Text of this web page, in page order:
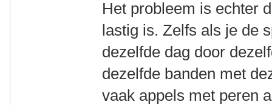
Het probleem is echter
lastig is. Zelfs als je de
dezelfde dag door
dezelfde banden met
vaak appels met peren